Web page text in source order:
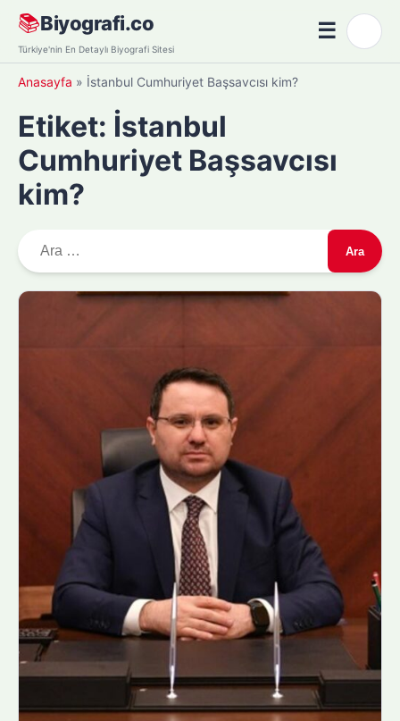
Skip
content
📚Biyografi.co
Türkiye'nin En Detaylı Biyografi Sitesi
☰Menü
Anasayfa » İstanbul Cumhuriyet Başsavcısı kim?
Etiket: İstanbul
Cumhuriyet Başsavcısı
kim?
r